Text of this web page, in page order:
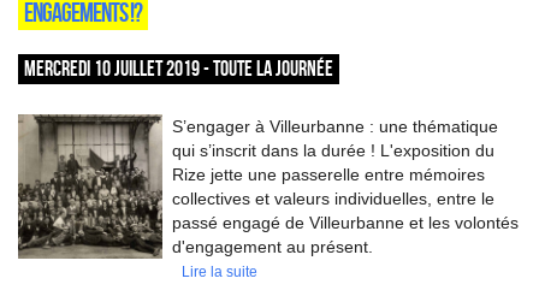
ENGAGEMENTS !?
MERCREDI 10 JUILLET 2019 - TOUTE LA JOURNÉE
S’engager à Villeurbanne : une thématique
qui s’inscrit dans la durée ! L'exposition du
Rize jette une passerelle entre mémoires
collectives et valeurs individuelles, entre le
passé engagé de Villeurbanne et les volontés
d'engagement au présent.
Lire la suite